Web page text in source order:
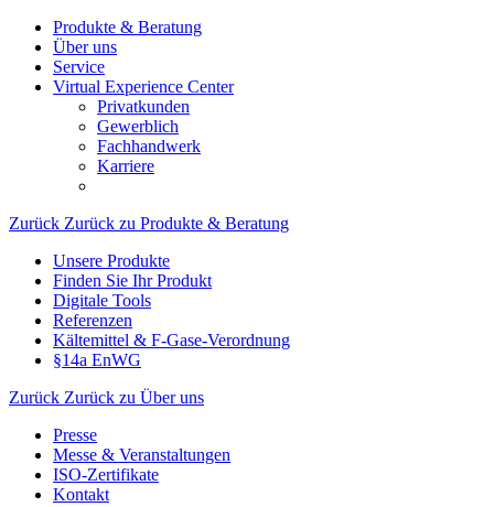
Produkte & Beratung
Über uns
Service
Virtual Experience Center
Privatkunden
Gewerblich
Fachhandwerk
Karriere
Zurück Zurück zu Produkte & Beratung
Unsere Produkte
Finden Sie Ihr Produkt
Digitale Tools
Referenzen
Kältemittel & F-Gase-Verordnung
§14a EnWG
Zurück Zurück zu Über uns
Presse
Messe & Veranstaltungen
ISO-Zertifikate
Kontakt